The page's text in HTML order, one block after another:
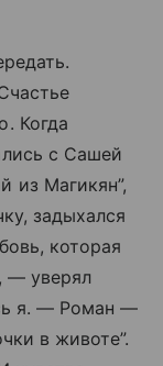
Когда
с Сашей
из Магикян”,
задыхался
которая
— уверял
я. — Роман —
в животе”.